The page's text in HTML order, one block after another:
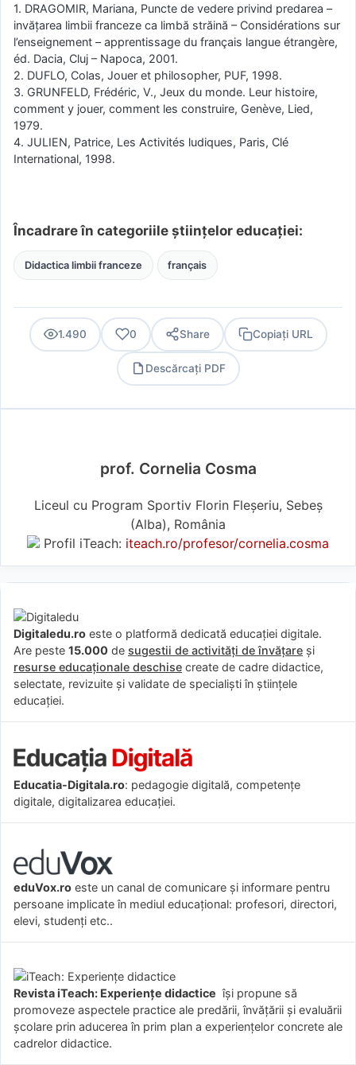
1. DRAGOMIR, Mariana, Puncte de vedere privind predarea –
invăţarea limbii franceze ca limbă străină – Considérations sur
l’enseignement – apprentissage du français langue étrangère,
éd. Dacia, Cluj – Napoca, 2001.
2. DUFLO, Colas, Jouer et philosopher, PUF, 1998.
3. GRUNFELD, Frédéric, V., Jeux du monde. Leur histoire,
comment y jouer, comment les construire, Genève, Lied,
1979.
4. JULIEN, Patrice, Les Activités ludiques, Paris, Clé
International, 1998.
Încadrare în categoriile științelor educației:
Didactica limbii franceze français
1.490 0 Share Copiați URL
Descărcați PDF
prof. Cornelia Cosma
Liceul cu Program Sportiv Florin Fleșeriu, Sebeș
(Alba), România
Profil iTeach: iteach.ro/profesor/cornelia.cosma
Digitaledu.ro este o platformă dedicată educației digitale.
Are peste 15.000 de sugestii de activități de învățare și
resurse educaționale deschise create de cadre didactice,
selectate, revizuite și validate de specialiști în științele
educației.
Educatia-Digitala.ro: pedagogie digitală, competențe
digitale, digitalizarea educației.
eduVox.ro este un canal de comunicare și informare pentru
persoane implicate în mediul educațional: profesori, directori,
elevi, studenți etc..
Revista iTeach: Experienţe didactice îşi propune să
promoveze aspectele practice ale predării, învăţării şi evaluării
şcolare prin aducerea în prim plan a experienţelor concrete ale
cadrelor didactice.